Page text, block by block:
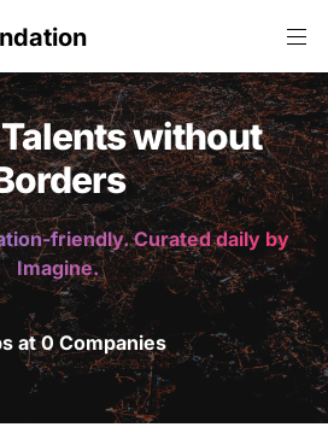
without
friendly. Curated daily by
Imagine.
at 0 Companies